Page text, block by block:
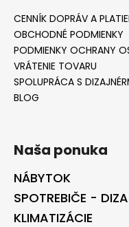
CENNÍK DOPRÁV A
OBCHODNÉ PODMIENKY
PODMIENKY OCHRANY
VRÁTENIE TOVARU
SPOLUPRÁCA S
BLOG
Naša ponuka
NÁBYTOK
SPOTREBIČE -
KLIMATIZÁCIE